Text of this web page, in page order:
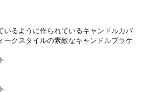
いるように作られているキャンドルカバ
ークスタイルの素敵なキャンドルブラケ